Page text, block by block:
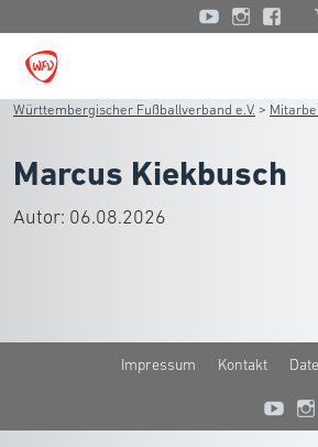
Württembergischer Fußballverband e.V. >
Marcus Kiekbusch
Autor: 06.08.2026
Impressum Kontakt